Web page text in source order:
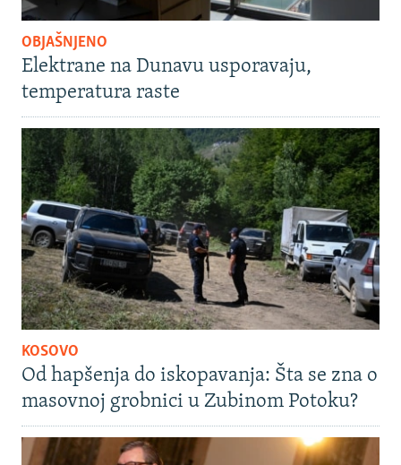
OBJAŠNJENO
Elektrane na Dunavu usporavaju,
temperatura raste
KOSOVO
Od hapšenja do iskopavanja: Šta se zna o
masovnoj grobnici u Zubinom Potoku?